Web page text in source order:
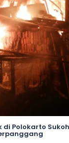
di Polokarto